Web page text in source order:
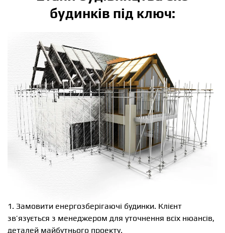
будинків під ключ:
1. Замовити енергозберігаючі будинки. Клієнт
зв’язується з менеджером для уточнення всіх нюансів,
деталей майбутнього проекту.